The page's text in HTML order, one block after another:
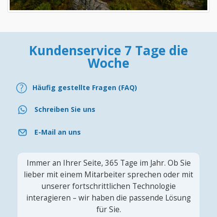
Kundenservice 7 Tage die
Woche
Häufig gestellte Fragen (FAQ)
Schreiben Sie uns
E-Mail an uns
Immer an Ihrer Seite, 365 Tage im Jahr. Ob Sie
lieber mit einem Mitarbeiter sprechen oder mit
unserer fortschrittlichen Technologie
interagieren – wir haben die passende Lösung
für Sie.